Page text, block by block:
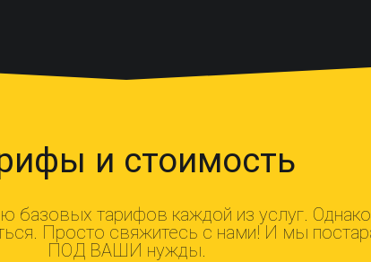
и стоимость
тарифов каждой из услуг.
Просто свяжитесь с нами! И мы
ПОД ВАШИ нужды.